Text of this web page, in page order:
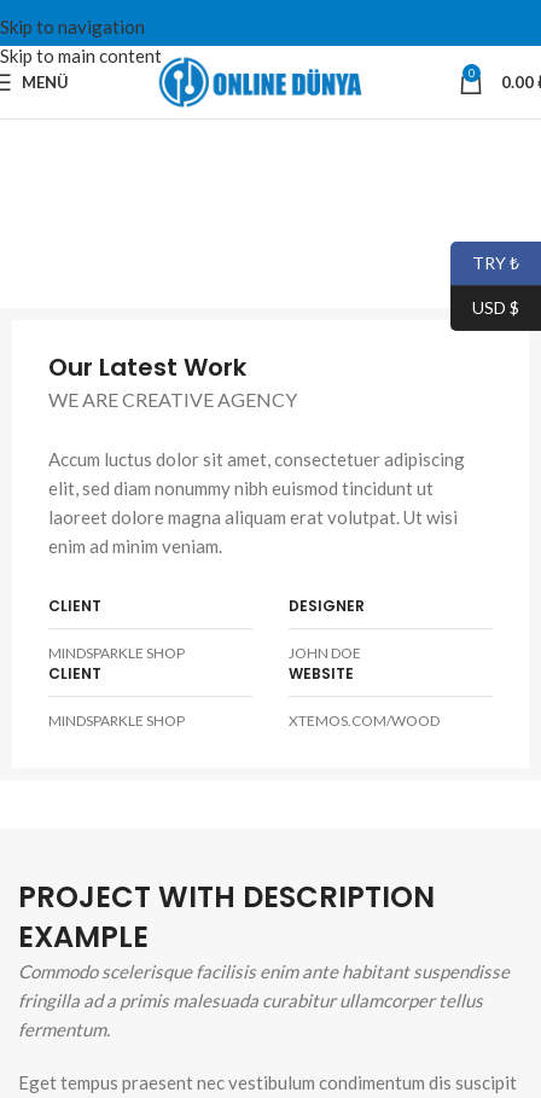
Skip to navigation
Skip to main content
MENÜ 0 0.00
Our Latest Work
WE ARE CREATIVE AGENCY
Accum luctus dolor sit amet, consectetuer adipiscing
elit, sed diam nonummy nibh euismod tincidunt ut
laoreet dolore magna aliquam erat volutpat. Ut wisi
enim ad minim veniam.
CLIENT
MINDSPARKLE SHOP
DESIGNER
JOHN DOE
CLIENT
MINDSPARKLE SHOP
WEBSITE
XTEMOS.COM/WOOD
PROJECT WITH DESCRIPTION
EXAMPLE
Commodo scelerisque facilisis enim ante habitant suspendisse
fringilla ad a primis malesuada curabitur ullamcorper tellus
fermentum.
Eget tempus praesent nec vestibulum condimentum dis suscipit
TRY ₺
USD $